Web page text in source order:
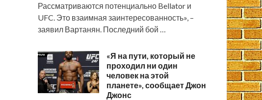
Рассматриваются потенциально Bellator и
UFC. Это взаимная заинтересованность», –
заявил Вартанян. Последний бой …
«Я на пути, который не
проходил ни один
человек на этой
планете», сообщает Джон
Джонс